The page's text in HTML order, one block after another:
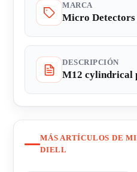
MARCA
Micro
DESCRIPCIÓN
M12 cylindrical
MÁS ARTÍCULOS DE
DIELL